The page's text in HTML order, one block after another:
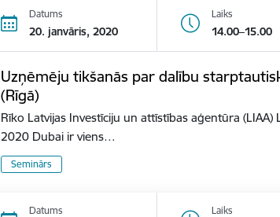
Datums
20. janvāris, 2020
Laiks
14.00–15.00
Uzņēmēju tikšanās par dalību
(Rīgā)
Rīko Latvijas Investīciju un attīstības aģentūra
2020 Dubai ir viens…
Seminārs
Datums Laiks